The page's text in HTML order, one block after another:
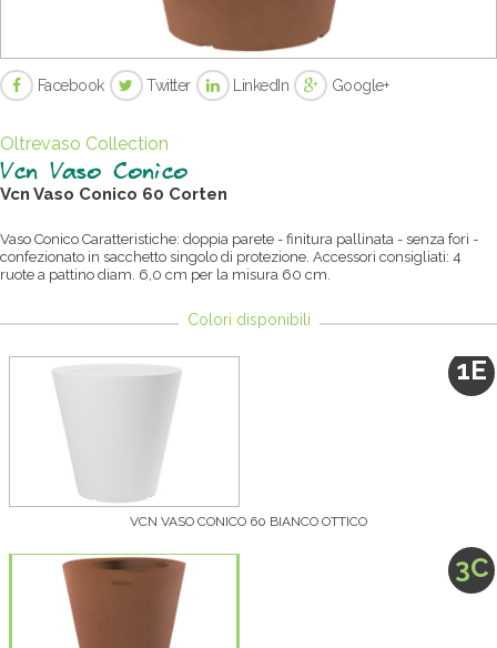
Facebook Twitter LinkedIn Google+
Oltrevaso Collection
Vcn Vaso Conico
Vcn Vaso Conico 60 Corten
Vaso Conico Caratteristiche: doppia parete - finitura pallinata - senza fori -
confezionato in sacchetto singolo di protezione. Accessori consigliati: 4
ruote a pattino diam. 6,0 cm per la misura 60 cm.
Colori disponibili
VCN VASO CONICO 60 BIANCO OTTICO
1E
3C